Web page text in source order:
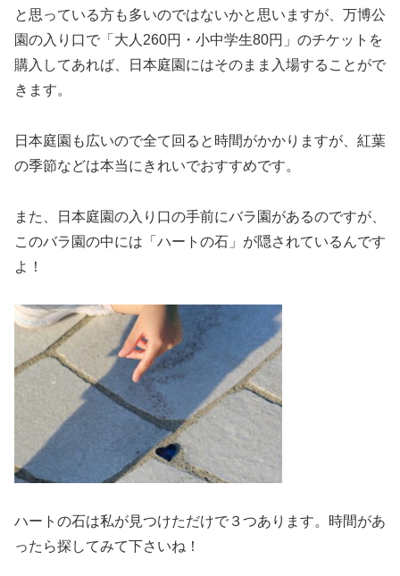
と思っている方も多いのではないかと思いますが、万博公
園の入り口で「大人260円・小中学生80円」のチケットを
購入してあれば、日本庭園にはそのまま入場することがで
きます。
日本庭園も広いので全て回ると時間がかかりますが、紅葉
の季節などは本当にきれいでおすすめです。
また、日本庭園の入り口の手前にバラ園があるのですが、
このバラ園の中には「ハートの石」が隠されているんです
よ！
ハートの石は私が見つけただけで３つあります。時間があ
ったら探してみて下さいね！